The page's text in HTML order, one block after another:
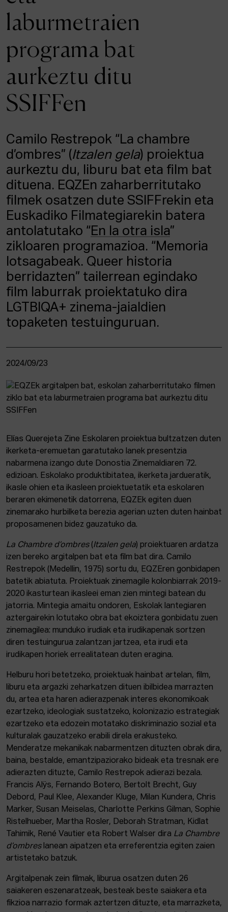
ALBISTEAK
Intranet
EUS
ESP ENG
laburmetraien
programa bat
aurkeztu ditu
SSIFFen
Camilo Restrepok “La chambre
d’ombres” (Itzalen gela) proiektua
aurkeztu du, liburu bat eta film bat
dituena. EQZEn zaharberritutako
filmek osatzen dute SSIFFrekin eta
Euskadiko Filmategiarekin batera
antolatutako “En la otra isla”
zikloaren programazioa. “Memoria
lotsagabeak. Queer historia
berridazten” tailerrean egindako
film laburrak proiektatuko dira
LGTBIQA+ zinema-jaialdien
topaketen testuinguruan.
2024/09/23
Elías Querejeta Zine Eskolaren proiektua bultzatzen duten
ikerketa-eremuetan garatutako lanek presentzia
nabarmena izango dute Donostia Zinemaldiaren 72.
edizioan. Eskolako produktibitatea, ikerketa jardueratik,
ikasle ohien eta ikasleen proiektuetatik eta eskolaren
beraren ekimenetik datorrena, EQZEk egiten duen
zinemarako hurbilketa berezia agerian uzten duten hainbat
proposamenen bidez gauzatuko da.
La Chambre d’ombres(Itzalen gela) proiektuaren ardatza
izen bereko argitalpen bat eta film bat dira. Camilo
Restrepok (Medellin, 1975) sortu du, EQZEren gonbidapen
batetik abiatuta. Proiektuak zinemagile kolonbiarrak 2019-
2020 ikasturtean ikasleei eman zien mintegi batean du
jatorria. Mintegia amaitu ondoren, Eskolak lantegiaren
aztergairekin lotutako obra bat ekoiztera gonbidatu zuen
zinemagilea: munduko irudiak eta irudikapenak sortzen
diren testuingurua zalantzan jartzea, eta irudi eta
irudikapen horiek errealitatean duten eragina.
Helburu hori betetzeko, proiektuak hainbat artelan, film,
liburu eta argazki zeharkatzen dituen ibilbidea marrazten
du, artea eta haren adierazpenak interes ekonomikoak
ezartzeko, ideologiak sustatzeko, kolonizazio estrategiak
ezartzeko eta edozein motatako diskriminazio sozial eta
kulturalak gauzatzeko erabili direla erakusteko.
Menderatze mekanikak nabarmentzen dituzten obrak dira,
baina, bestalde, emantzipaziorako bideak eta tresnak ere
adierazten dituzte, Camilo Restrepok adierazi bezala.
Francis Alÿs, Fernando Botero, Bertolt Brecht, Guy
Debord, Paul Klee, Alexander Kluge, Milan Kundera, Chris
Marker, Susan Meiselas, Charlotte Perkins Gilman, Sophie
Ristelhueber, Martha Rosler, Deborah Stratman, Kidlat
Tahimik, René Vautier eta Robert Walser dira La Chambre
d’ombreslanean aipatzen eta erreferentzia egiten zaien
artistetako batzuk.
Argitalpenak zein filmak, liburua osatzen duten 26
saiakeren eszenaratzeak, besteak beste saiakera eta
fikzioa narrazio formak aztertzen dituzte, eta marrazketa,